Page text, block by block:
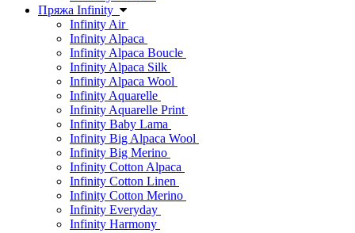
Пряжа Infinity
Infinity Air
Infinity Alpaca
Infinity Alpaca Boucle
Infinity Alpaca Silk
Infinity Alpaca Wool
Infinity Aquarelle
Infinity Aquarelle Print
Infinity Baby Lama
Infinity Big Alpaca Wool
Infinity Big Merino
Infinity Cotton Alpaca
Infinity Cotton Linen
Infinity Cotton Merino
Infinity Everyday
Infinity Harmony